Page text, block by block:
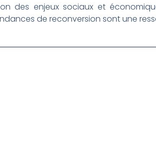
des enjeux sociaux et
de reconversion sont une